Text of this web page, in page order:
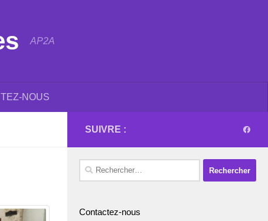
AP2A
NOUS
SUIVRE :
Rechercher :
Contactez-nous